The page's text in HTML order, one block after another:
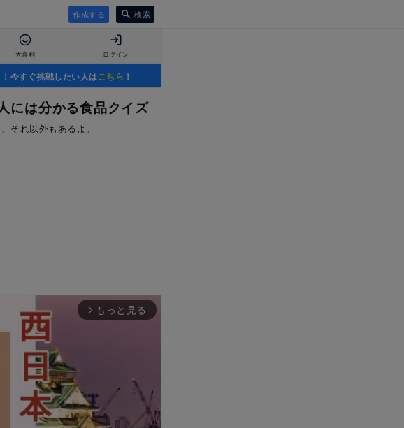
作成する 検索
大喜利 ログイン
今すぐ挑戦したい人はこちら ！
には分かる食品クイズ
それ以外もあるよ。
arrow_forward_ios もっと見る